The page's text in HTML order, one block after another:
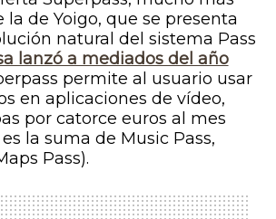
de Yoigo, que se presenta
natural del sistema Pass
lanzó a mediados del año
permite al usuario usar
en aplicaciones de vídeo,
por catorce euros al mes
la suma de Music Pass,
Pass).